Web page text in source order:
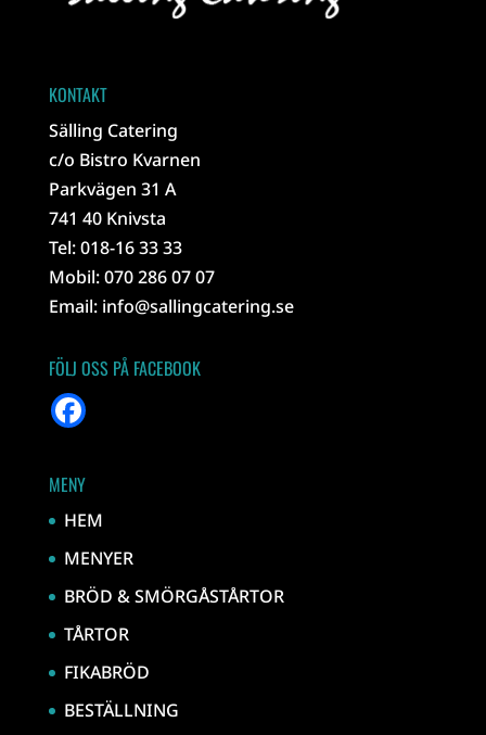
KONTAKT
Sälling Catering
c/o Bistro Kvarnen
Parkvägen 31 A
741 40 Knivsta
Tel: 018-16 33 33
Mobil: 070 286 07 07
Email: info@sallingcatering.se
FÖLJ OSS PÅ FACEBOOK
MENY
HEM
MENYER
BRÖD & SMÖRGÅSTÅRTOR
TÅRTOR
FIKABRÖD
BESTÄLLNING